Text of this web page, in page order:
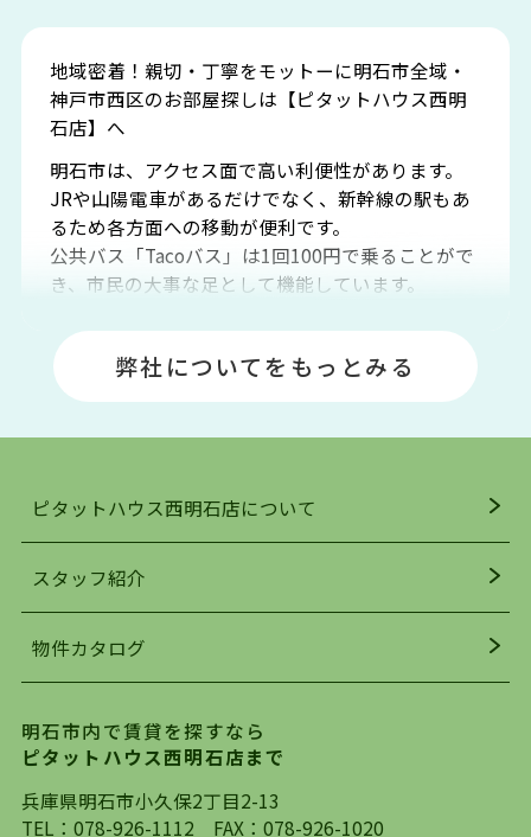
地域密着！親切・丁寧をモットーに明石市全域・
神戸市西区のお部屋探しは【ピタットハウス西明
石店】へ
明石市は、アクセス面で高い利便性があります。
JRや山陽電車があるだけでなく、新幹線の駅もあ
るため各方面への移動が便利です。
公共バス「Tacoバス」は1回100円で乗ることがで
き、市民の大事な足として機能しています。
場や釣りスポットが多くあります。JR「大久保
駅」周辺には、ビブレ・イオンをはじめとした買
い物施設も多くあり、買い物にも困りません。
明石駅・西明石駅を中心に、明石市・神戸市西区
でお部屋探している方は、ぜひ当ＨＰにて物件を
お探しになってください。弊社は、スタッフの平
を行っており地域最大級の情報取扱量を誇ってお
ります。店頭で限られた物件をご紹介する、従来
自身でインターネットを利用し、理想のお部屋を
探していただき、選択していただいた物件情報に
対して、専門知識を持ったスタッフがサポートさ
せていただくスタイルを心がけております。私た
弊社についてをもっとみる
ピタットハウス西明石店について
スタッフ紹介
物件カタログ
明石市内で賃貸を探すなら
ピタットハウス西明石店まで
兵庫県明石市小久保2丁目2-13
TEL： 078-926-1112 FAX：078-926-1020